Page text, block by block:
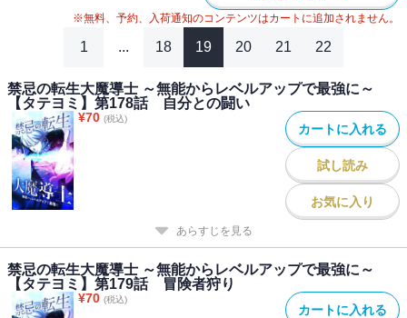
実は彼の前世は、スキルの上位互換である『失われた魔法』を極め
た最強の大魔導士であること。そして、その前世の力はレベルを上
げることによって、取り戻せること。
レベルを上げて、禁忌の力を取り戻せ！ 周囲の評価を覆す『無能
な劣等者』の逆転劇が今始まる──。
※無料、予約、入荷通知のコンテンツはカートに追加されません。
1 ... 18 19 20 21 22
禁忌の転生大魔導士 ～無能からレベルアップで最強に～
【タテヨミ】第178話 自分との闘い
¥70 (税込)
カートに入れる
試し読み
お気に入り
あらすじを見る
禁忌の転生大魔導士 ～無能からレベルアップで最強に～
【タテヨミ】第179話 冒険者狩り
¥70 (税込)
カートに入れる